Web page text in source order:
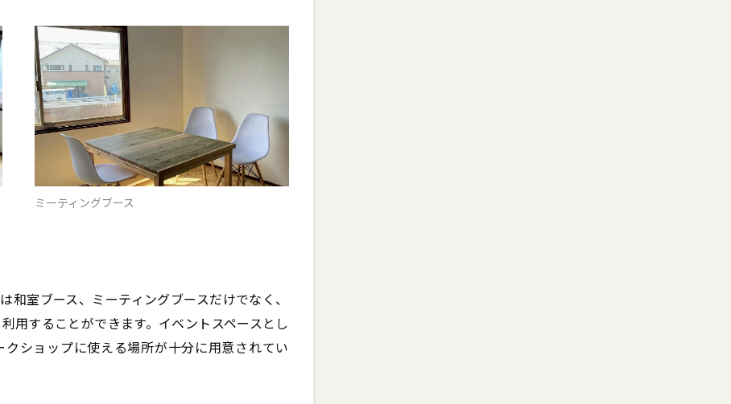
ミーティングブース
和室ブース、ミーティングブースだけでなく、
用することができます。イベントスペースとし
ショップに使える場所が十分に用意されてい